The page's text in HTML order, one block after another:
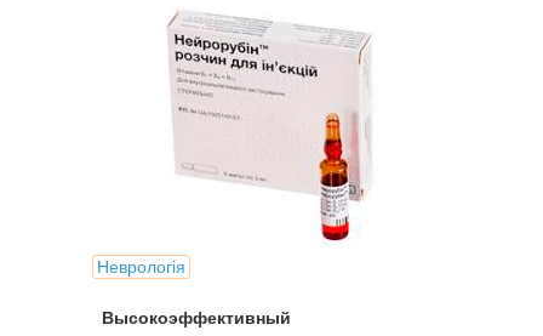
Неврологія
Высокоэффективный